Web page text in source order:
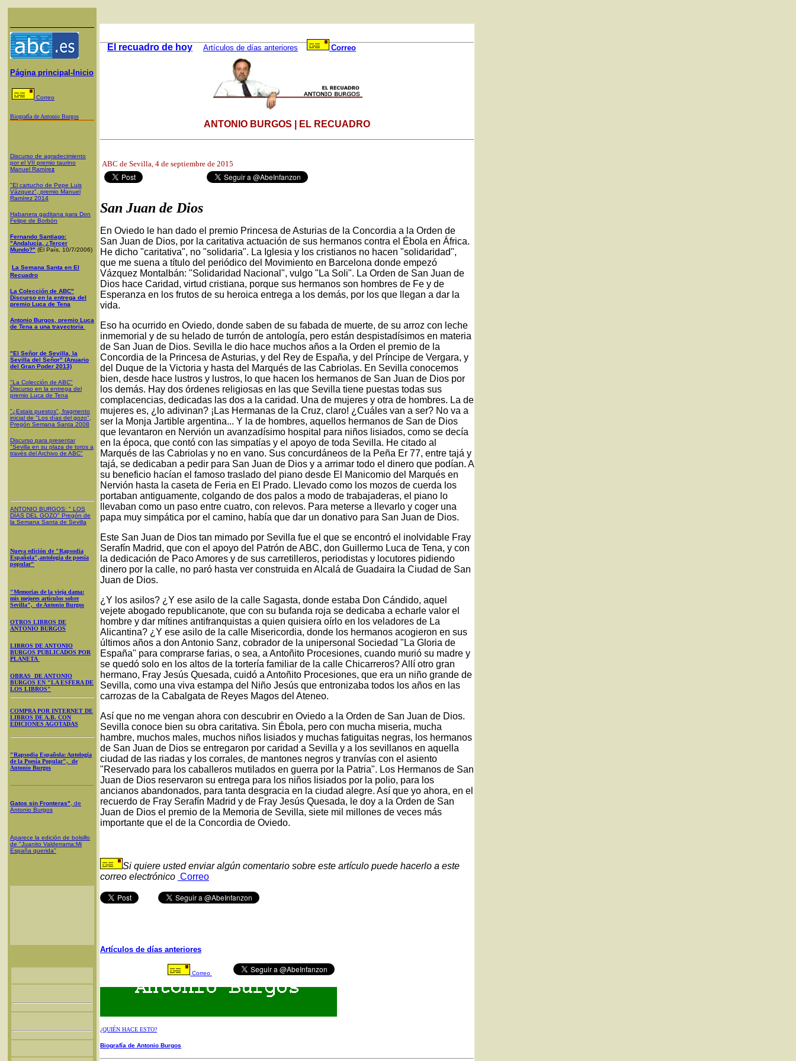
Página principal-Inicio
Correo
Biografía de Antonio Burgos
Discurso de agradecimiento
por el VII premio taurino
Manuel Ramírez
"El cartucho de Pepe Luis
Vázquez", premio Manuel
Ramírez 2014
Habanera gaditana para Don
Felipe de Borbón
Fernando Santiago:
"Andalucía, ¿Tercer
Mundo?" (El País, 10/7/2006)
La Semana Santa en El
Recuadro
La Colección de ABC"
Discurso en la entrega del
premio Luca de Tena
Antonio Burgos, premio Luca
de Tena a una trayectoria
"El Señor de Sevilla, la
Sevilla del Señor" (Anuario
del Gran Poder 2013)
"La Colección de ABC"
Discurso en la entrega del
premio Luca de Tena
"¿Estais puestos", fragmento
inicial de "Los días del gozo",
Pregón Semana Santa 2008
Discurso para presentar
"Sevilla en su plaza de toros a
través del Archivo de ABC"
ANTONIO BURGOS: " LOS
DÍAS DEL GOZO" Pregón de
la Semana Santa de Sevilla
Nueva edición de "Rapsodia
Española",antología de poesía
popular"
"Memorias de la vieja dama:
mis mejores artículos sobre
Sevilla", de Antonio Burgos
OTROS LIBROS DE
ANTONIO BURGOS
LIBROS DE ANTONIO
BURGOS PUBLICADOS POR
PLANETA
OBRAS DE ANTONIO
BURGOS EN "LA ESFERA DE
LOS LIBROS"
COMPRA POR INTERNET DE
LIBROS DE A.B. CON
EDICIONES AGOTADAS
"Rapsodia Española: Antología
de la Poesía Popular", de
Antonio Burgos
Gatos sin Fronteras" , de
Antonio Burgos
Aparece la edición de bolsillo
de "Juanito Valderrama:Mi
España querida"
El recuadro de hoy Artículos de días anteriores Correo
ANTONIO BURGOS | EL RECUADRO
ABC de Sevilla, 4 de septiembre de 2015
San Juan de Dios
En Oviedo le han dado el premio Princesa de Asturias de la Concordia a la Orden de
San Juan de Dios, por la caritativa actuación de sus hermanos contra el Ébola en África.
He dicho "caritativa", no "solidaria". La Iglesia y los cristianos no hacen "solidaridad",
que me suena a título del periódico del Movimiento en Barcelona donde empezó
Vázquez Montalbán: "Solidaridad Nacional", vulgo "La Soli". La Orden de San Juan de
Dios hace Caridad, virtud cristiana, porque sus hermanos son hombres de Fe y de
Esperanza en los frutos de su heroica entrega a los demás, por los que llegan a dar la
vida.
Eso ha ocurrido en Oviedo, donde saben de su fabada de muerte, de su arroz con leche
inmemorial y de su helado de turrón de antología, pero están despistadísimos en materia
de San Juan de Dios. Sevilla le dio hace muchos años a la Orden el premio de la
Concordia de la Princesa de Asturias, y del Rey de España, y del Príncipe de Vergara, y
del Duque de la Victoria y hasta del Marqués de las Cabriolas. En Sevilla conocemos
bien, desde hace lustros y lustros, lo que hacen los hermanos de San Juan de Dios por
los demás. Hay dos órdenes religiosas en las que Sevilla tiene puestas todas sus
complacencias, dedicadas las dos a la caridad. Una de mujeres y otra de hombres. La de
mujeres es, ¿lo adivinan? ¡Las Hermanas de la Cruz, claro! ¿Cuáles van a ser? No va a
ser la Monja Jartible argentina... Y la de hombres, aquellos hermanos de San de Dios
que levantaron en Nervión un avanzadísimo hospital para niños lisiados, como se decía
en la época, que contó con las simpatías y el apoyo de toda Sevilla. He citado al
Marqués de las Cabriolas y no en vano. Sus concurdáneos de la Peña Er 77, entre tajá y
tajá, se dedicaban a pedir para San Juan de Dios y a arrimar todo el dinero que podían. A
su beneficio hacían el famoso traslado del piano desde El Manicomio del Marqués en
Nervión hasta la caseta de Feria en El Prado. Llevado como los mozos de cuerda los
portaban antiguamente, colgando de dos palos a modo de trabajaderas, el piano lo
llevaban como un paso entre cuatro, con relevos. Para meterse a llevarlo y coger una
papa muy simpática por el camino, había que dar un donativo para San Juan de Dios.
Este San Juan de Dios tan mimado por Sevilla fue el que se encontró el inolvidable Fray
Serafín Madrid, que con el apoyo del Patrón de ABC, don Guillermo Luca de Tena, y con
la dedicación de Paco Amores y de sus carretilleros, periodistas y locutores pidiendo
dinero por la calle, no paró hasta ver construida en Alcalá de Guadaira la Ciudad de San
Juan de Dios.
¿Y los asilos? ¿Y ese asilo de la calle Sagasta, donde estaba Don Cándido, aquel
vejete abogado republicanote, que con su bufanda roja se dedicaba a echarle valor el
hombre y dar mítines antifranquistas a quien quisiera oírlo en los veladores de La
Alicantina? ¿Y ese asilo de la calle Misericordia, donde los hermanos acogieron en sus
últimos años a don Antonio Sanz, cobrador de la unipersonal Sociedad "La Gloria de
España" para comprarse farias, o sea, a Antoñito Procesiones, cuando murió su madre y
se quedó solo en los altos de la tortería familiar de la calle Chicarreros? Allí otro gran
hermano, Fray Jesús Quesada, cuidó a Antoñito Procesiones, que era un niño grande de
Sevilla, como una viva estampa del Niño Jesús que entronizaba todos los años en las
carrozas de la Cabalgata de Reyes Magos del Ateneo.
Así que no me vengan ahora con descubrir en Oviedo a la Orden de San Juan de Dios.
Sevilla conoce bien su obra caritativa. Sin Ébola, pero con mucha miseria, mucha
hambre, muchos males, muchos niños lisiados y muchas fatiguitas negras, los hermanos
de San Juan de Dios se entregaron por caridad a Sevilla y a los sevillanos en aquella
ciudad de las riadas y los corrales, de mantones negros y tranvías con el asiento
"Reservado para los caballeros mutilados en guerra por la Patria". Los Hermanos de San
Juan de Dios reservaron su entrega para los niños lisiados por la polio, para los
ancianos abandonados, para tanta desgracia en la ciudad alegre. Así que yo ahora, en el
recuerdo de Fray Serafín Madrid y de Fray Jesús Quesada, le doy a la Orden de San
Juan de Dios el premio de la Memoria de Sevilla, siete mil millones de veces más
importante que el de la Concordia de Oviedo.
Si quiere usted enviar algún comentario sobre este artículo puede hacerlo a este
correo electrónico Correo
Artículos de días anteriores
Correo
¿QUIÉN HACE ESTO?
Biografía de Antonio Burgos